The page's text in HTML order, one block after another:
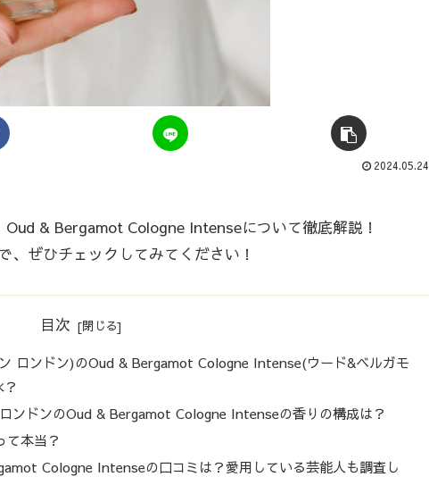
2024.05.24
& Bergamot Cologne Intenseについて徹底解説！
、ぜひチェックしてみてください！
目次
ロンドン)のOud & Bergamot Cologne Intense(ウード&ベルガモ
ンドンのOud & Bergamot Cologne Intenseの香りの構成は？
て本当？
Cologne Intenseの口コミは？愛用している芸能人も調査し